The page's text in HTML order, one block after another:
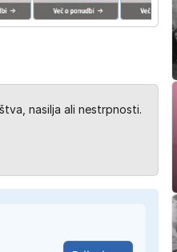
nasilja ali nestrpnosti.